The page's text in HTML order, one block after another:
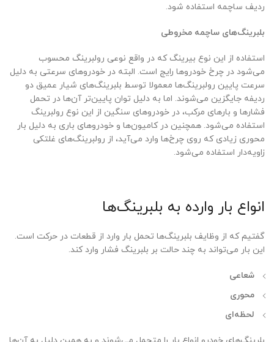
ردیف ساچمه استفاده شود.
بلبرینگ‌های ساچمه مخروطی
استفاده از این نوع بیرینگ که در واقع نوعی رولبرینگ محسوب
می‌شود در چرخ خودروها رایج است. البته در خودروهای سرعتی به دلیل
سرعت پایین رولبرینگ‌ها معمولا توسط بلبرینگ‌های شیار عمیق دو
ردیفه جایگزین می‌شوند. اما به دلیل توان پایین‌تر آن‌ها در تحمل
فشارها و بارهای مرکب، در خودروهای سنگین‌ از این نوع رولبرینگ
استفاده می‌شود. همچنین در کامیون‌ها و خودروهای باری به دلیل بار
محوری زیادی که روی چرخ‌ها وارد می‌آید، از رولبرینگ‌های غلتکی
زاویه‌دار استفاده می‌شود.
انواع بار وارده به بلبرینگ‌ها
گفتیم که از وظایف بلبرینگ‌ها تحمل بار وارد از قطعات در حرکت است.
این بار می‌تواند به چند حالت بر بلبرینگ فشار وارد کند.
شعاعی
محوری
لحظه‌ای